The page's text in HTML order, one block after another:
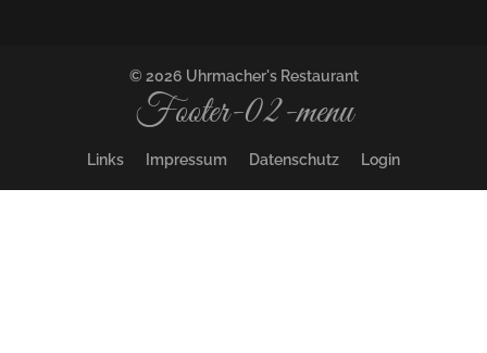
© 2026 Uhrmacher's Restaurant
Footer-02-menu
Links Impressum Datenschutz Login